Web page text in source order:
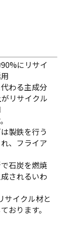
にリサイ
わる主成分
リサイクル
製鉄を行う
、フライア
石炭を燃焼
されるいわ
サイクル材と
おります。